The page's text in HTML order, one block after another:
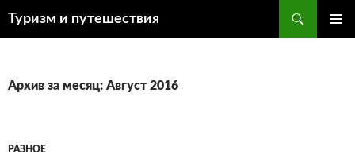
Туризм и путешествия
Архив за месяц: Август 2016
РАЗНОЕ